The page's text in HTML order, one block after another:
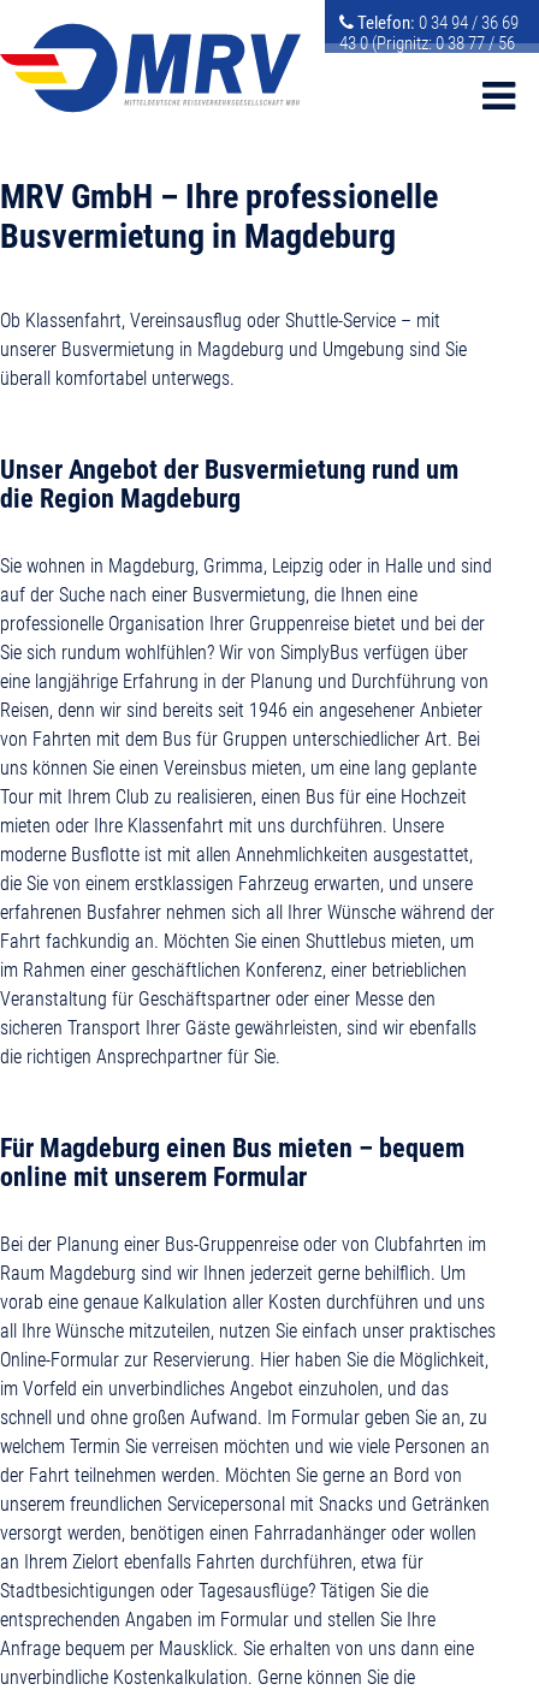
Telefon: 0 34 94 / 36 69
43 0 (Prignitz: 0 38 77 / 56
info@mrv-
MRV GmbH – Ihre professionelle
Busvermietung in Magdeburg
Ob Klassenfahrt, Vereinsausflug oder Shuttle-Service – mit
unserer Busvermietung in Magdeburg und Umgebung sind Sie
überall komfortabel unterwegs.
Unser Angebot der Busvermietung rund um
die Region Magdeburg
Sie wohnen in Magdeburg, Grimma, Leipzig oder in Halle und sind
auf der Suche nach einer Busvermietung, die Ihnen eine
professionelle Organisation Ihrer Gruppenreise bietet und bei der
Sie sich rundum wohlfühlen? Wir von SimplyBus verfügen über
eine langjährige Erfahrung in der Planung und Durchführung von
Reisen, denn wir sind bereits seit 1946 ein angesehener Anbieter
von Fahrten mit dem Bus für Gruppen unterschiedlicher Art. Bei
uns können Sie einen Vereinsbus mieten, um eine lang geplante
Tour mit Ihrem Club zu realisieren, einen Bus für eine Hochzeit
mieten oder Ihre Klassenfahrt mit uns durchführen. Unsere
moderne Busflotte ist mit allen Annehmlichkeiten ausgestattet,
die Sie von einem erstklassigen Fahrzeug erwarten, und unsere
erfahrenen Busfahrer nehmen sich all Ihrer Wünsche während der
Fahrt fachkundig an. Möchten Sie einen Shuttlebus mieten, um
im Rahmen einer geschäftlichen Konferenz, einer betrieblichen
Veranstaltung für Geschäftspartner oder einer Messe den
sicheren Transport Ihrer Gäste gewährleisten, sind wir ebenfalls
die richtigen Ansprechpartner für Sie.
Für Magdeburg einen Bus mieten – bequem
online mit unserem Formular
Bei der Planung einer Bus-Gruppenreise oder von Clubfahrten im
Raum Magdeburg sind wir Ihnen jederzeit gerne behilflich. Um
vorab eine genaue Kalkulation aller Kosten durchführen und uns
all Ihre Wünsche mitzuteilen, nutzen Sie einfach unser praktisches
Online-Formular zur Reservierung. Hier haben Sie die Möglichkeit,
im Vorfeld ein unverbindliches Angebot einzuholen, und das
schnell und ohne großen Aufwand. Im Formular geben Sie an, zu
welchem Termin Sie verreisen möchten und wie viele Personen an
der Fahrt teilnehmen werden. Möchten Sie gerne an Bord von
unserem freundlichen Servicepersonal mit Snacks und Getränken
versorgt werden, benötigen einen Fahrradanhänger oder wollen
an Ihrem Zielort ebenfalls Fahrten durchführen, etwa für
Stadtbesichtigungen oder Tagesausflüge? Tätigen Sie die
entsprechenden Angaben im Formular und stellen Sie Ihre
Anfrage bequem per Mausklick. Sie erhalten von uns dann eine
unverbindliche Kostenkalkulation. Gerne können Sie die